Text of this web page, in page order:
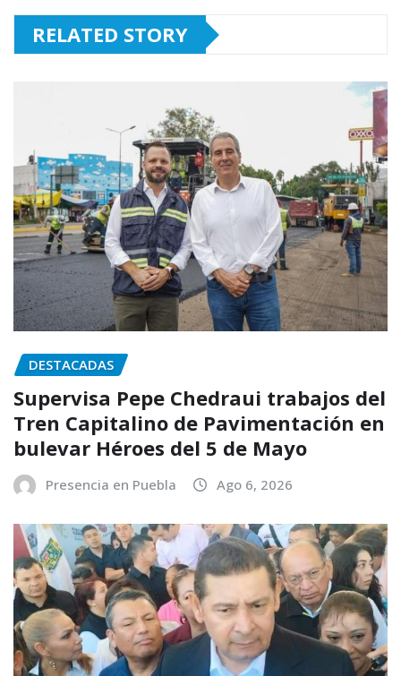
RELATED STORY
DESTACADAS
Supervisa Pepe Chedraui trabajos del
Tren Capitalino de Pavimentación en
bulevar Héroes del 5 de Mayo
Presencia en Puebla Ago 6, 2026